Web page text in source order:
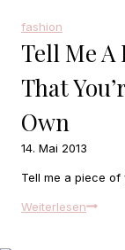
fashion
Tell Me A
That
Own
14. Mai 2013
Tell me a piece of
WeiterlesenTell